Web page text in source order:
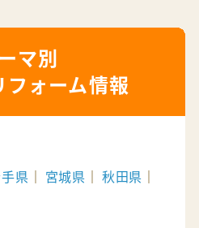
ォーム情報
県 宮城県
秋田県